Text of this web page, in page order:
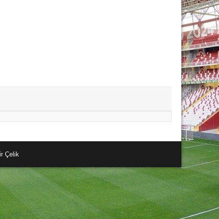
Çelik